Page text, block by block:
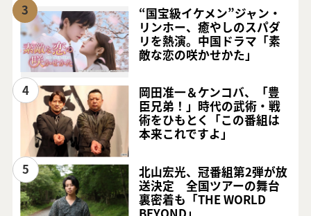
3
“国宝級イケメン”ジャン・
リンホー、癒やしのスパダ
リを熱演。中国ドラマ「素
敵な恋の咲かせかた」
4
岡田准一＆ケンコバ、「豊
臣兄弟！」時代の武術・戦
術をひもとく「この番組は
本来これですよ」
5
北山宏光、冠番組第2弾が放
送決定 全国ツアーの舞台
裏密着も「THE WORLD